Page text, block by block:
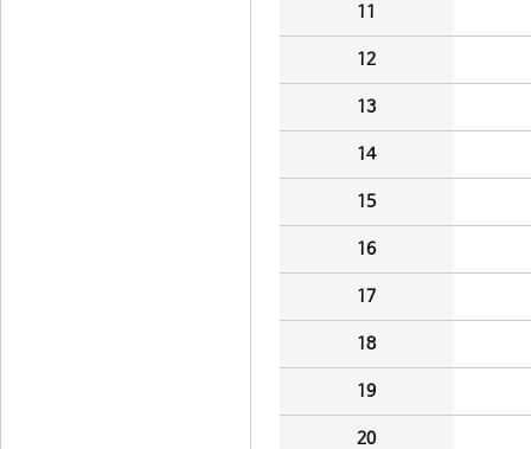
11
12
13
14
15
16
17
18
19
20